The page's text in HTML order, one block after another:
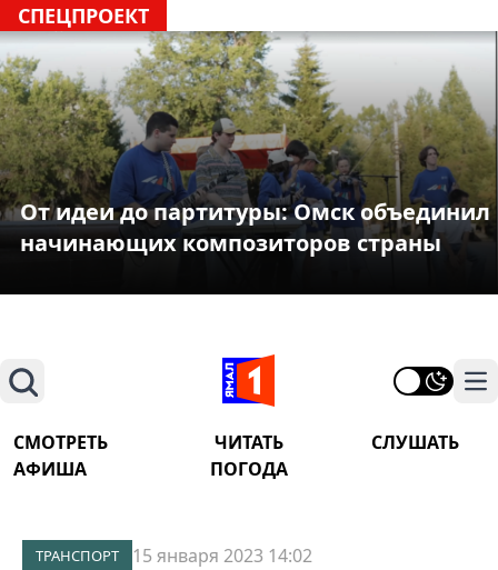
СПЕЦПРОЕКТ
От идеи до партитуры: Омск объединил
начинающих композиторов страны
Поиск
СМОТРЕТЬ ЧИТАТЬ
СЛУШАТЬ
АФИША
ПОГОДА
ТРАНСПОРТ 15 января 2023 14:02